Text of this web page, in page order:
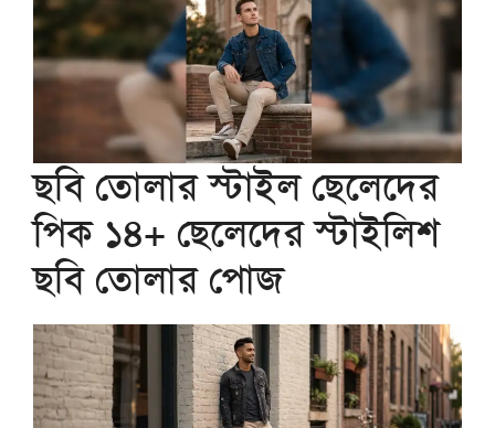
ছবি তোলার স্টাইল ছেলেদের
পিক ১৪+ ছেলেদের স্টাইলিশ
ছবি তোলার পোজ